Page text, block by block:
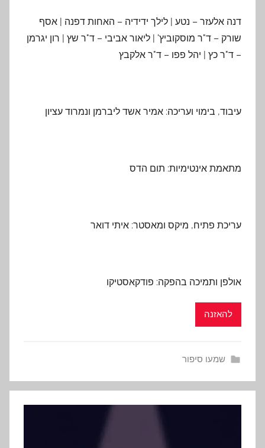
דנה אלעזר – נטע | לילך ידידיה – האחות דפנה | אסף
שורק – ד"ר מוסקוביץ' | ליאור אביבי – ד"ר שץ | רון יגרמן
– ד"ר כץ | יהל פפו – ד"ר אלקבץ
עיבוד, בימוי ועריכה: אמיר אשד ליברמן ונמרוד עציון
מתאמת אינטימיות: תום הדס
עריכת פתיח, מיקס ומאסטר: איתי דואר
אולפן ותמיכה בהפקה: פודקאסטיקו
להאזנה
שמעו סיפור